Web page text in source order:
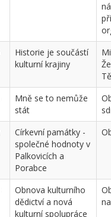
Historie je součástí
kulturní krajiny
Mně se to nemůže
stát
Církevní památky -
společné hodnoty v
Palkovicích a
Porabce
Obnova kulturního
dědictví a nová
kulturní spolupráce